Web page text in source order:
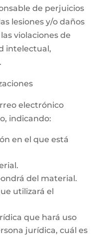
de perjuicios
lesiones y/o daños
violaciones de
intelectual,
electrónico
indicando:
en el que está
del material.
utilizará el
que hará uso
jurídica, cuál es